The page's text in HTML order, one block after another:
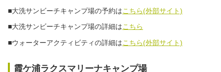
■大洗サンビーチキャンプ場の予約はこちら(外部サイト)
■大洗サンビーチキャンプ場の詳細はこちら
■ウォーターアクティビティの詳細はこちら(外部サイト)
霞ケ浦ラクスマリーナキャンプ場